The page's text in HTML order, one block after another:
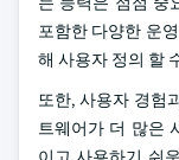
포함한 다양한 운
해 사용자 정의 할
또한, 사용자 경험
트웨어가 더 많은